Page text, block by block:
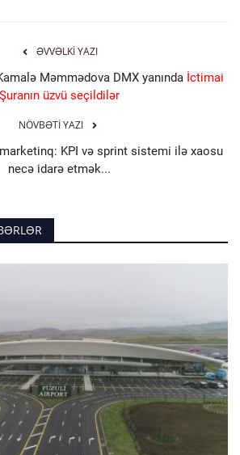
ƏVVƏLKI YAZI
Məmmədova DMX yanında İctimai
Şuranın üzvü seçildilər
NÖVBƏTI YAZI
KPI və sprint sistemi ilə xaosu
necə idarə etmək...